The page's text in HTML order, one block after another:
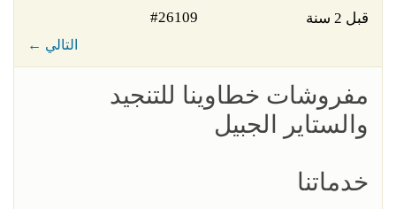
قبل 2 سنة
#26109
← التالي
مفروشات خطاوينا للتنجيد
والستاير الجبيل
خدماتنا